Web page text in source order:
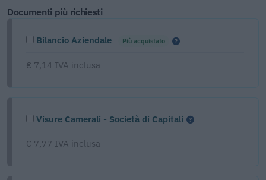
Documenti più richiesti
Bilancio Aziendale Più acquistato
€ 7,14 IVA inclusa
Visure Camerali - Società di Capitali
€ 7,77 IVA inclusa